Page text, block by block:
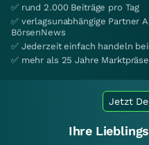
✅ rund 2.000 Beiträge pro Tag
✅ verlagsunabhängige Partner
BörsenNews
✅ Jederzeit einfach handeln
✅ mehr als 25 Jahre
Jetzt
Ihre